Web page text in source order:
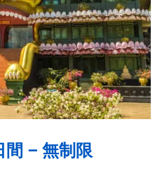
– 無制限